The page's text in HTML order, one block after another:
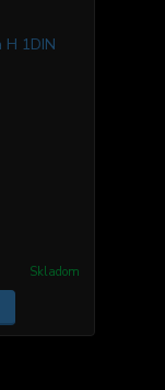
Skladom